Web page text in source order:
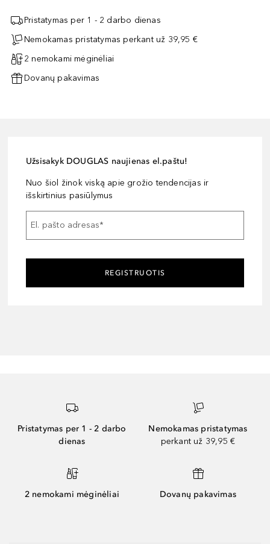
Pristatymas per 1 - 2 darbo dienas
Nemokamas pristatymas perkant už 39,95 €
2 nemokami mėginėliai
Dovanų pakavimas
Užsisakyk DOUGLAS naujienas el.paštu!
Nuo šiol žinok viską apie grožio tendencijas ir
išskirtinius pasiūlymus
El. pašto adresas*
REGISTRUOTIS
Pristatymas per 1 - 2 darbo
dienas
Nemokamas pristatymas
perkant už 39,95 €
2 nemokami mėginėliai Dovanų pakavimas